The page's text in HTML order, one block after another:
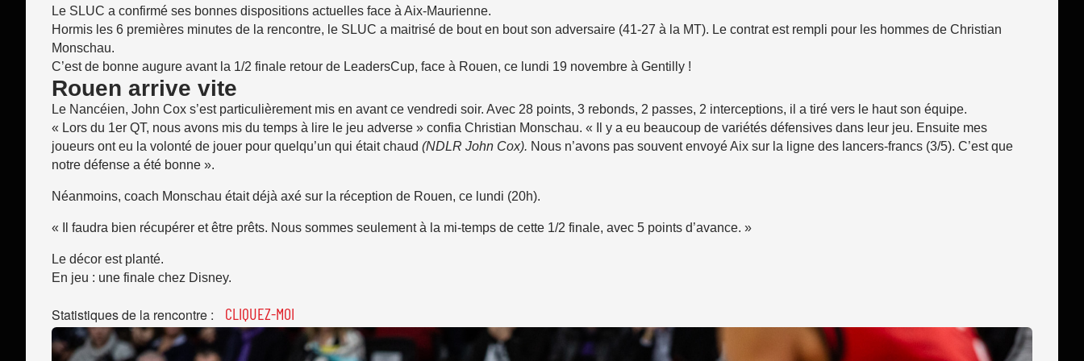
Le SLUC a confirmé ses bonnes dispositions actuelles face à Aix-Maurienne.
Hormis les 6 premières minutes de la rencontre, le SLUC a maitrisé de bout en bout son adversaire (41-27 à la MT). Le contrat est rempli pour les hommes de Christian
Monschau.
C’est de bonne augure avant la 1/2 finale retour de LeadersCup, face à Rouen, ce lundi 19 novembre à Gentilly !
Rouen arrive vite
Le Nancéien, John Cox s’est particulièrement mis en avant ce vendredi soir. Avec 28 points, 3 rebonds, 2 passes, 2 interceptions, il a tiré vers le haut son équipe.
« Lors du 1er QT, nous avons mis du temps à lire le jeu adverse » confia Christian Monschau. « Il y a eu beaucoup de variétés défensives dans leur jeu. Ensuite mes
joueurs ont eu la volonté de jouer pour quelqu’un qui était chaud (NDLR John Cox). Nous n’avons pas souvent envoyé Aix sur la ligne des lancers-francs (3/5). C’est que
notre défense a été bonne ».
Néanmoins, coach Monschau était déjà axé sur la réception de Rouen, ce lundi (20h).
« Il faudra bien récupérer et être prêts. Nous sommes seulement à la mi-temps de cette 1/2 finale, avec 5 points d’avance. »
Le décor est planté.
En jeu : une finale chez Disney.
Statistiques de la rencontre : CLIQUEZ-MOI